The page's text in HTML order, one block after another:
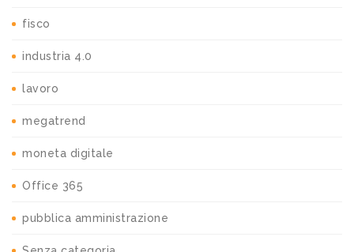
fisco
industria 4.0
lavoro
megatrend
moneta digitale
Office 365
pubblica amministrazione